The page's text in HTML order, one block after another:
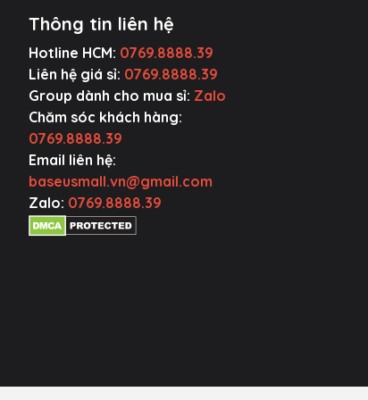
Thông tin liên hệ
Hotline HCM: 0769.8888.39
Liên hệ giá sỉ: 0769.8888.39
Group dành cho mua sỉ: Zalo
Chăm sóc khách hàng:
0769.8888.39
Email liên hệ:
baseusmall.vn@gmail.com
Zalo: 0769.8888.39